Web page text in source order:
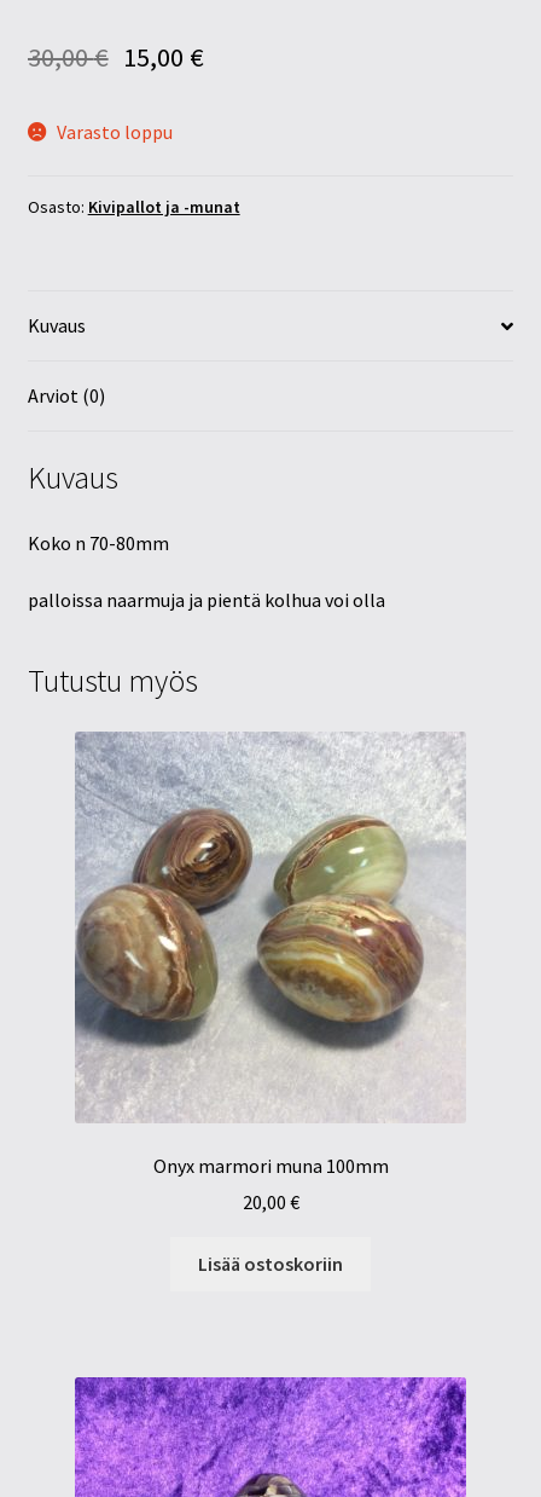
30,00€ 15,00 €
Varasto loppu
Osasto: Kivipallot ja -munat
Kuvaus
Arviot (0)
Kuvaus
Koko n 70-80mm
palloissa naarmuja ja pientä kolhua voi olla
Tutustu myös
Onyx marmori muna 100mm
20,00 €
Lisää ostoskoriin